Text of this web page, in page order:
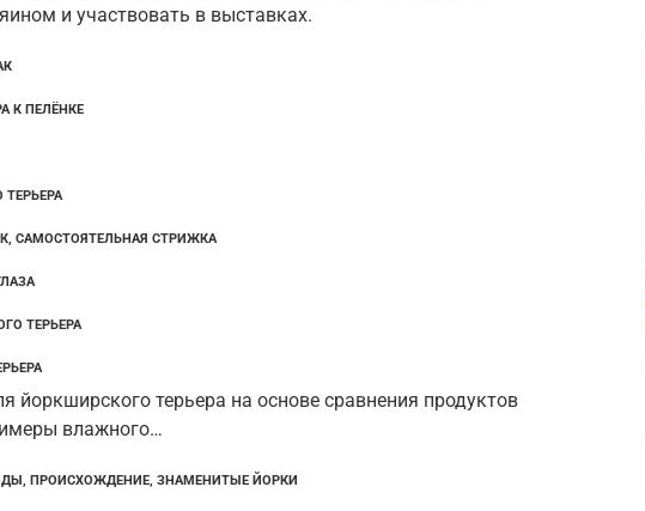
и участвовать в выставках.
К ПЕЛЁНКЕ
САМОСТОЯТЕЛЬНАЯ СТРИЖКА
ТЕРЬЕРА
йоркширского терьера на основе сравнения продуктов
влажного…
ПРОИСХОЖДЕНИЕ, ЗНАМЕНИТЫЕ ЙОРКИ